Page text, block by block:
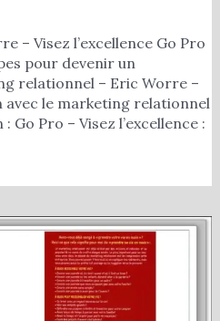
– Visez l’excellence Go Pro
pour devenir un
relationnel – Eric Worre –
avec le marketing relationnel
Go Pro – Visez l’excellence :